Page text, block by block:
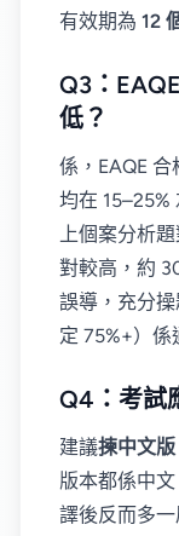
有效期為 12
Q3：
低？
係，EAQE
均在
上個案分析
對較高，約
誤導，充分
定 75%+）係
Q4：考試
建議揀中文版
版本都係中
譯後反而多